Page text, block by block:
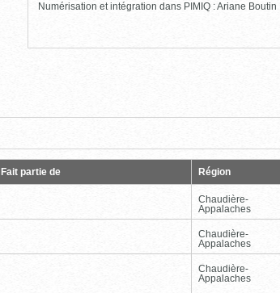
Numérisation et intégration dans PIMIQ : Ariane Boutin
Fait partie de Région
Chaudière-
Appalaches
Chaudière-
Appalaches
Chaudière-
Appalaches